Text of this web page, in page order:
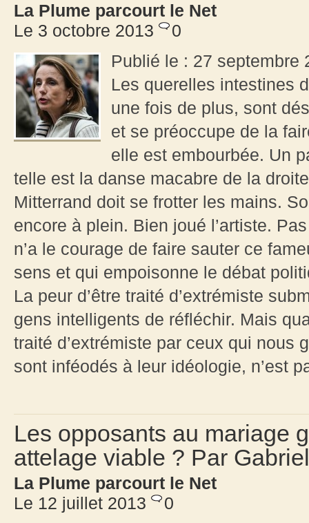
La Plume parcourt le Net
Le 3 octobre 2013
0
Publié le : 27 septembre
Les querelles intestines
une fois de plus, sont
et se préoccupe de la
elle est embourbée. Un
telle est la danse macabre de la
Mitterrand doit se frotter les mains.
encore à plein. Bien joué l’artiste.
n’a le courage de faire sauter ce
sens et qui empoisonne le débat
La peur d’être traité d’extrémiste
gens intelligents de réfléchir. Mais
traité d’extrémiste par ceux qui nous
sont inféodés à leur idéologie, n’est
Les opposants au mariage
attelage viable ? Par
La Plume parcourt le Net
Le 12 juillet 2013
0